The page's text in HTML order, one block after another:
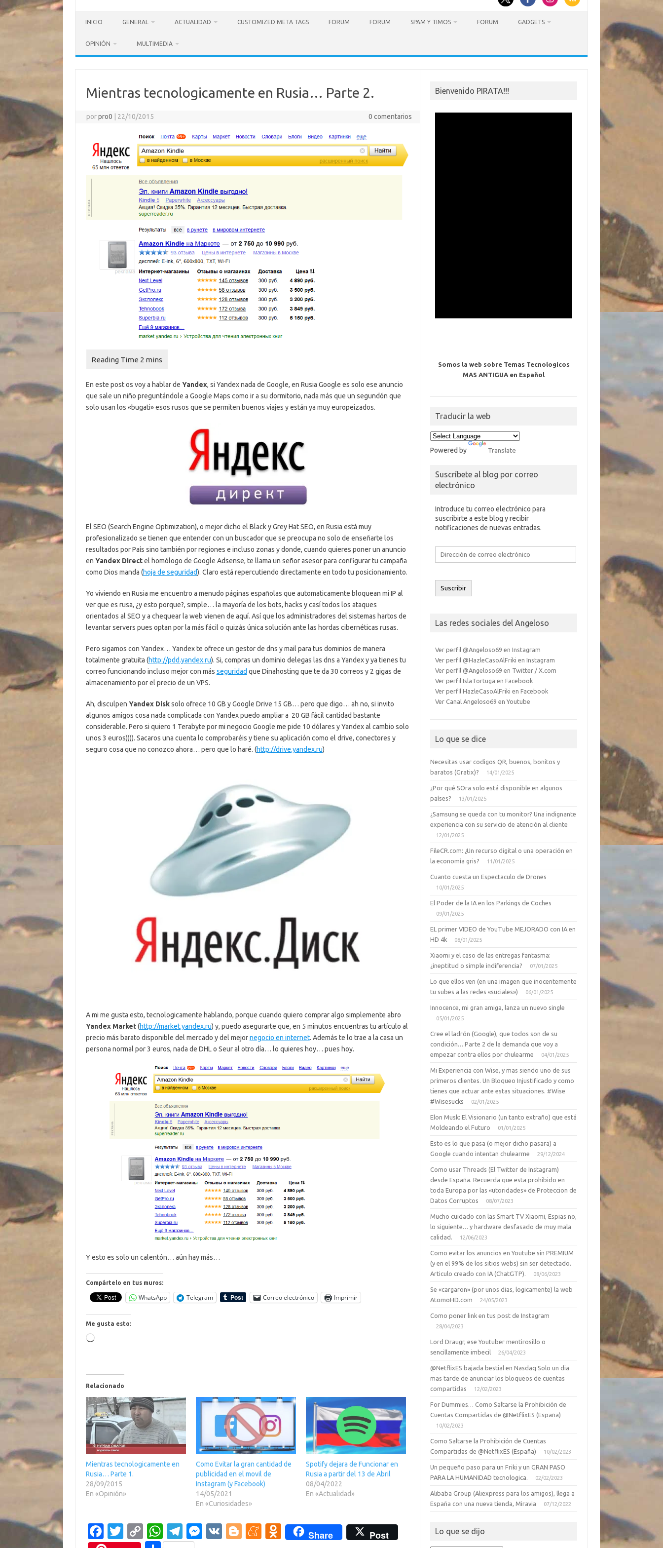
INICIO GENERAL ACTUALIDAD CUSTOMIZED META TAGS FORUM FORUM SPAM Y TIMOS FORUM GADGETS
OPINIÓN MULTIMEDIA
Mientras tecnologicamente en Rusia… Parte 2.
porpro0 22/10/2015 0 comentarios
En este post os voy a hablar de Yandex, si Yandex nada de Google, en Rusia Google es solo ese anuncio
que sale un niño preguntándole a Google Maps como ir a su dormitorio, nada más que un segundón que
solo usan los «bugati» esos rusos que se permiten buenos viajes y están ya muy europeizados.
El SEO (Search Engine Optimization), o mejor dicho el Black y Grey Hat SEO, en Rusia está muy
profesionalizado se tienen que entender con un buscador que se preocupa no solo de enseñarte los
resultados por País sino también por regiones e incluso zonas y donde, cuando quieres poner un anuncio
en Yandex Directel homólogo de Google Adsense, te llama un señor asesor para configurar tu campaña
como Dios manda (hoja de seguridad). Claro está repercutiendo directamente en todo tu posicionamiento.
Yo viviendo en Rusia me encuentro a menudo páginas españolas que automaticamente bloquean mi IP al
ver que es rusa, ¿y esto porque?, simple… la mayoría de los bots, hacks y casí todos los ataques
orientados al SEO y a chequear la web vienen de aquí. Así que los administradores del sistemas hartos de
levantar servers pues optan por la más fácil o quizás única solución ante las hordas cibernéticas rusas.
Pero sigamos con Yandex… Yandex te ofrece un gestor de dns y mail para tus dominios de manera
totalmente gratuita (http://pdd.yandex.ru). Si, compras un dominio delegas las dns a Yandex y ya tienes tu
correo funcionando incluso mejor con más seguridad que Dinahosting que te da 30 correos y 2 gigas de
almacenamiento por el precio de un VPS.
Ah, disculpen Yandex Disksolo ofrece 10 GB y Google Drive 15 GB… pero que digo… ah no, si invito
algunos amigos cosa nada complicada con Yandex puedo ampliar a 20 GB fácil cantidad bastante
considerable. Pero si quiero 1 Terabyte por mi negocio Google me pide 10 dólares y Yandex al cambio solo
unos 3 euros)))). Sacaros una cuenta lo comprobaréis y tiene su aplicación como el drive, conectores y
seguro cosa que no conozco ahora… pero que lo haré. (http://drive.yandex.ru)
A mi me gusta esto, tecnologicamente hablando, porque cuando quiero comprar algo simplemente abro
Yandex Market(http://market.yandex.ru) y, puedo asegurarte que, en 5 minutos encuentras tu artículo al
precio más barato disponible del mercado y del mejornegocio en internet. Además te lo trae a la casa un
persona normal por 3 euros, nada de DHL o Seur al otro día… lo quieres hoy… pues hoy.
Y esto es solo un calentón… aún hay más…
Compártelo en tus muros:
WhatsApp Telegram Correo electrónico Imprimir
Me gusta esto:
Cargando...
Relacionado
Mientras tecnologicamente en
Rusia… Parte 1.
28/09/2015
En «Opinión»
Como Evitar la gran cantidad de
publicidad en el movil de
Instagram (y Facebook)
14/05/2021
En «Curiosidades»
Spotify dejara de Funcionar en
Rusia a partir del 13 de Abril
08/04/2022
En «Actualidad»
Fa T
C
W
T
M
V
Bl
M O
Share
Post
Bienvenido PIRATA!!!
Somos la web sobre Temas Tecnologicos
MAS ANTIGUA en Español
Traducir la web
Powered by Translate
Suscríbete al blog por correo
electrónico
Introduce tu correo electrónico para
suscribirte a este blog y recibir
notificaciones de nuevas entradas.
Dirección
electrónico
Suscribir
Las redes sociales del Angeloso
Ver perfil @Angeloso69 en Instagram
Ver perfil @HazleCasoAlFriki en Instagram
Ver perfil @Angeloso69 en Twitter / X.com
Ver perfil IslaTortuga en Facebook
Ver perfil HazleCasoAlFriki en Facebook
Ver Canal Angeloso69 en Youtube
Lo que se dice
Necesitas usar codigos QR, buenos, bonitos y
baratos (Gratix)?
14/01/2025
¿Por qué SOra solo está disponible en algunos
países?
13/01/2025
¿Samsung se queda con tu monitor? Una indignante
experiencia con su servicio de atención al cliente
12/01/2025
FileCR.com: ¿Un recurso digital o una operación en
la economía gris?
11/01/2025
Cuanto cuesta un Espectaculo de Drones
10/01/2025
El Poder de la IA en los Parkings de Coches
09/01/2025
EL primer VIDEO de YouTube MEJORADO con IA en
HD 4k
08/01/2025
Xiaomi y el caso de las entregas fantasma:
¿ineptitud o simple indiferencia?
07/01/2025
Lo que ellos ven (en una imagen que inocentemente
tu subes a las redes «suciales»)
06/01/2025
Innocence, mi gran amiga, lanza un nuevo single
05/01/2025
Cree el ladrón (Google), que todos son de su
condición… Parte 2 de la demanda que voy a
empezar contra ellos por chulearme
04/01/2025
Mi Experiencia con Wise, y mas siendo uno de sus
primeros clientes. Un Bloqueo Injustificado y como
tienes que actuar ante estas situaciones. #Wise
#Wisesucks
02/01/2025
Elon Musk: El Visionario (un tanto extraño) que está
Moldeando el Futuro
01/01/2025
Esto es lo que pasa (o mejor dicho pasara) a
Google cuando intentan chulearme
29/12/2024
Como usar Threads (El Twitter de Instagram)
desde España. Recuerda que esta prohibido en
toda Europa por las «utoridades» de Proteccion de
Datos Corruptos
08/07/2023
Mucho cuidado con las Smart TV Xiaomi, Espias no,
lo siguiente… y hardware desfasado de muy mala
calidad.
12/06/2023
Como evitar los anuncios en Youtube sin PREMIUM
(y en el 99% de los sitios webs) sin ser detectado.
Articulo creado con IA (ChatGTP).
08/06/2023
Se «cargaron» (por unos dias, logicamente) la web
AtomoHD.com
24/05/2023
Como poner link en tus post de Instagram
28/04/2023
Lord Draugr, ese Youtuber mentirosillo o
sencillamente imbecil
26/04/2023
@NetflixES bajada bestial en Nasdaq Solo un dia
mas tarde de anunciar los bloqueos de cuentas
compartidas
12/02/2023
For Dummies… Como Saltarse la Prohibición de
Cuentas Compartidas de @NetflixES (España)
10/02/2023
Como Saltarse la Prohibición de Cuentas
Compartidas de @NetflixES (España)
10/02/2023
Un pequeño paso para un Friki y un GRAN PASO
PARA LA HUMANIDAD tecnologica.
02/02/2023
Alibaba Group (Aliexpress para los amigos), llega a
España con una nueva tienda, Miravia
07/12/2022
Lo que se dijo